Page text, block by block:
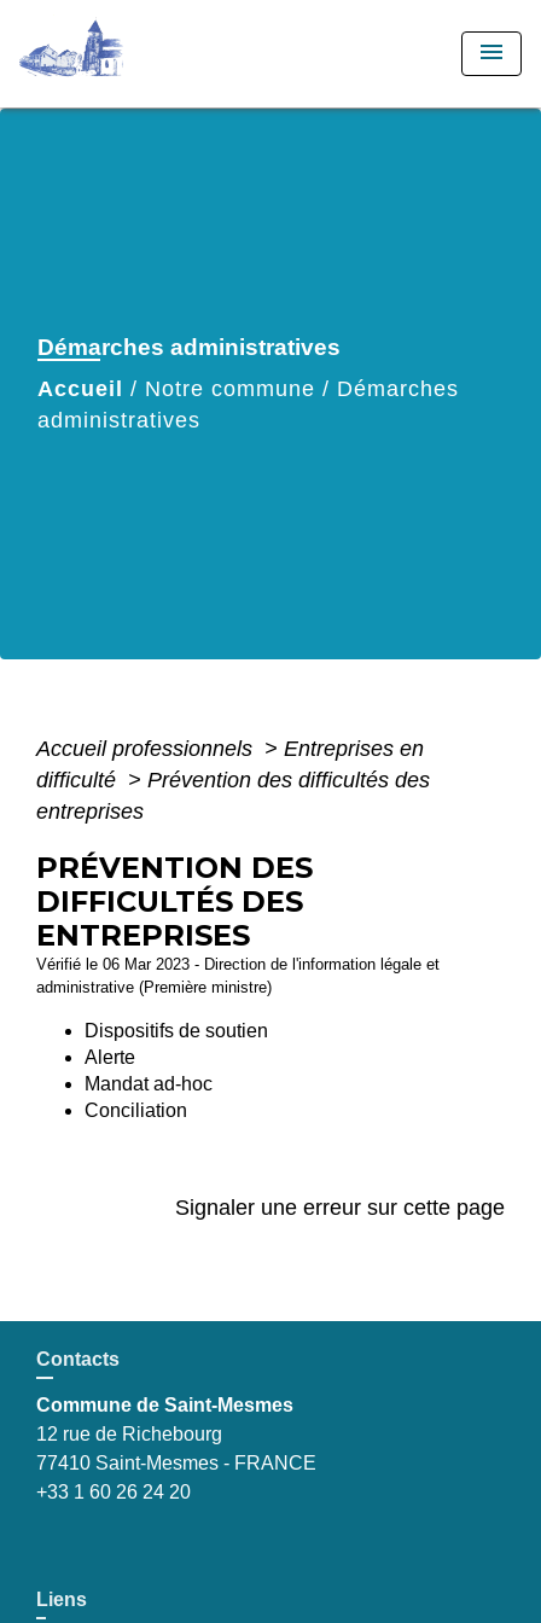
menu
Démarches administratives
Accueil / Notre commune / Démarches
administratives
Accueil professionnels > Entreprises en
difficulté > Prévention des difficultés des
entreprises
PRÉVENTION DES
DIFFICULTÉS DES
ENTREPRISES
Vérifié le 06 Mar 2023 - Direction de l'information légale et
administrative (Première ministre)
Dispositifs de soutien
Alerte
Mandat ad-hoc
Conciliation
Signaler une erreur sur cette page
Contacts
Commune de Saint-Mesmes
12 rue de Richebourg
77410 Saint-Mesmes - FRANCE
+33 1 60 26 24 20
Liens